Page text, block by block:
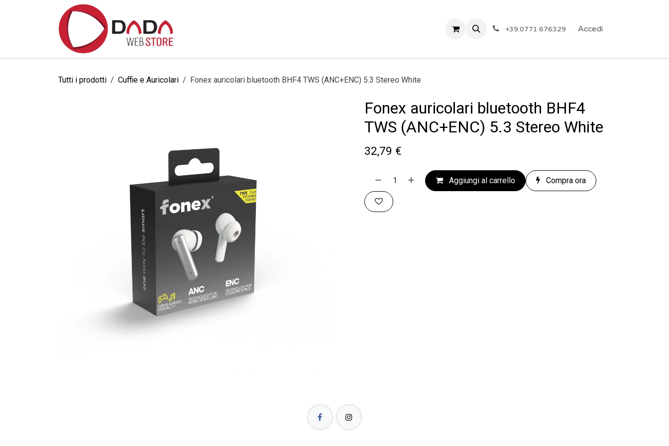
Politica Privacy Eventi ARTICOLI A PREZZO SHOCK!
+39.0771.676329 Accedi
Tutti i prodotti Cuffie e Auricolari Fonex auricolari bluetooth BHF4 TWS (ANC+ENC) 5.3 Stereo White
Fonex auricolari bluetooth BHF4
TWS (ANC+ENC) 5.3 Stereo White
32,79 €
Aggiungi al carrello Compra ora